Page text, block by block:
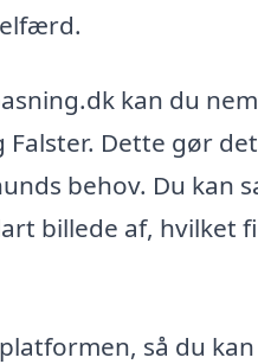
kan du
Dette gør
behov. Du kan
billede af, hvilket
så du